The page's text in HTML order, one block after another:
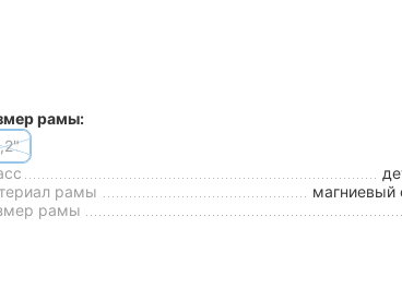
рамы:
рамы
магниевый
рамы